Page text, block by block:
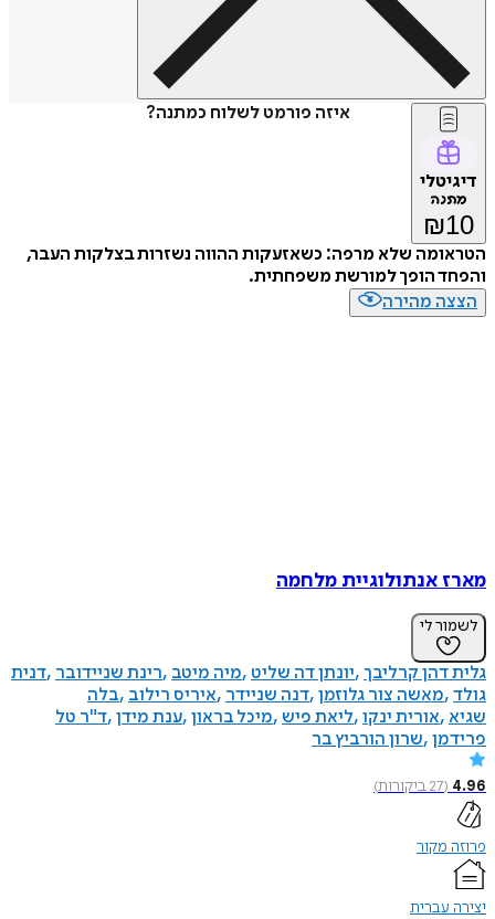
איזה פורמט לשלוח כמתנה?
דיגיטלי
מתנה
₪10
הטראומה שלא מרפה: כשאזעקות ההווה נשזרות בצלקות העבר,
והפחד הופך למורשת משפחתית.
הצצה מהירה
מארז אנתולוגיית מלחמה
לשמור לי
גלית דהן קרליבך יונתן דה שליט מיה מיטב רינת שניידובר דנית
גולד מאשה צור גלוזמן דנה שניידר איריס רילוב בלה
שגיא אורית ינקו ליאת פיש מיכל בראון ענת מידן ד"ר טל
פרידמן שרון הורביץ בר
4.96
(
27ביקורות)
פרוזה מקור
יצירה עברית